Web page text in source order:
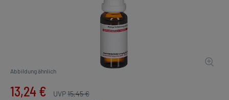
Abbildung ähnlich
13,24 € UVP15,45 €